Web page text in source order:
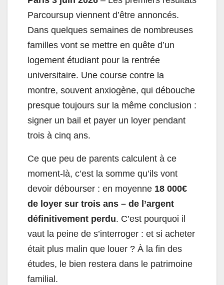
Parcoursup viennent d’être annoncés.
Dans quelques semaines de nombreuses
familles vont se mettre en quête d’un
logement étudiant pour la rentrée
universitaire. Une course contre la
montre, souvent anxiogène, qui débouche
presque toujours sur la même conclusion :
signer un bail et payer un loyer pendant
trois à cinq ans.
Ce que peu de parents calculent à ce
moment-là, c’est la somme qu’ils vont
devoir débourser : en moyenne 18 000€
de loyer sur trois ans – de l’argent
définitivement perdu. C’est pourquoi il
vaut la peine de s’interroger : et si acheter
était plus malin que louer ? À la fin des
études, le bien restera dans le patrimoine
familial.